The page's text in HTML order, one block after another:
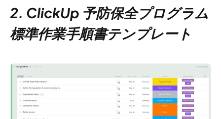
2. ClickUp 予防保全プログラム
標準作業手順書テンプレート